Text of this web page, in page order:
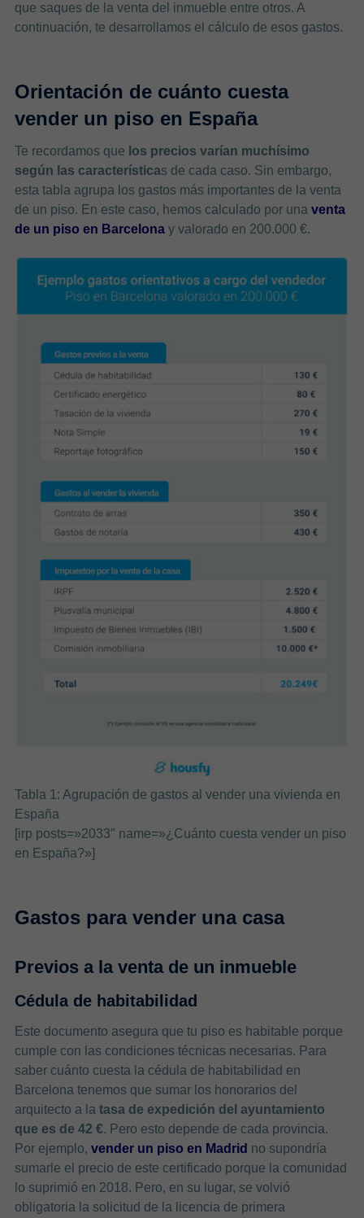
que saques de la venta del inmueble entre otros. A
continuación, te desarrollamos el cálculo de esos gastos.
Orientación de cuánto cuesta
vender un piso en España
Te recordamos que los precios varían muchísimo
según las características de cada caso. Sin embargo,
esta tabla agrupa los gastos más importantes de la venta
de un piso. En este caso, hemos calculado por una venta
de un piso en Barcelonay valorado en 200.000 €.
Tabla 1: Agrupación de gastos al vender una vivienda en
España
[irp posts=»2033″ name=»¿Cuánto cuesta vender un piso
en España?»]
Gastos para vender una casa
Previos a la venta de un inmueble
Cédula de habitabilidad
Este documento asegura que tu piso es habitable porque
cumple con las condiciones técnicas necesarias. Para
saber cuánto cuesta la cédula de habitabilidad en
Barcelona tenemos que sumar los honorarios del
arquitecto a la tasa de expedición del ayuntamiento
que es de 42 €. Pero esto depende de cada provincia.
Por ejemplo, vender un piso en Madrid no supondría
sumarle el precio de este certificado porque la comunidad
lo suprimió en 2018. Pero, en su lugar, se volvió
obligatoria la solicitud de la licencia de primera